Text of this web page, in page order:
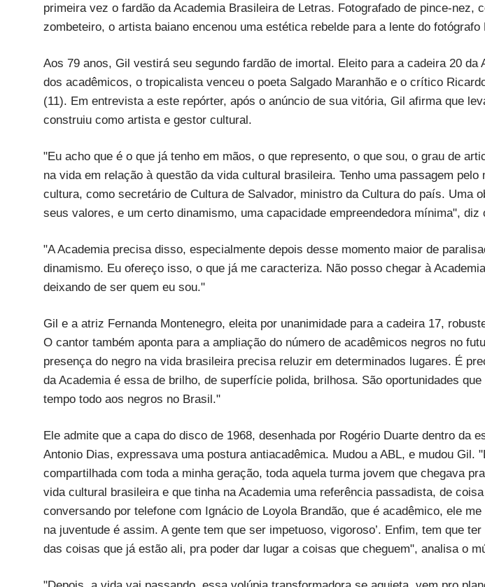
primeira vez o fardão da Academia Brasileira de Letras. Fotografado de pince-nez,
zombeteiro, o artista baiano encenou uma estética rebelde para a lente do fotógrafo
Aos 79 anos, Gil vestirá seu segundo fardão de imortal. Eleito para a cadeira 20 da
dos acadêmicos, o tropicalista venceu o poeta Salgado Maranhão e o crítico
(11). Em entrevista a este repórter, após o anúncio de sua vitória, Gil afirma que
construiu como artista e gestor cultural.
"Eu acho que é o que já tenho em mãos, o que represento, o que sou, o grau de
na vida em relação à questão da vida cultural brasileira. Tenho uma passagem pelo
cultura, como secretário de Cultura de Salvador, ministro da Cultura do país. Uma
seus valores, e um certo dinamismo, uma capacidade empreendedora mínima", diz
"A Academia precisa disso, especialmente depois desse momento maior de
dinamismo. Eu ofereço isso, o que já me caracteriza. Não posso chegar à
deixando de ser quem eu sou."
Gil e a atriz Fernanda Montenegro, eleita por unanimidade para a cadeira 17,
O cantor também aponta para a ampliação do número de acadêmicos negros no
presença do negro na vida brasileira precisa reluzir em determinados lugares. É
da Academia é essa de brilho, de superfície polida, brilhosa. São oportunidades
tempo todo aos negros no Brasil."
Ele admite que a capa do disco de 1968, desenhada por Rogério Duarte dentro da
Antonio Dias, expressava uma postura antiacadêmica. Mudou a ABL, e mudou Gil.
compartilhada com toda a minha geração, toda aquela turma jovem que chegava
vida cultural brasileira e que tinha na Academia uma referência passadista, de
conversando por telefone com Ignácio de Loyola Brandão, que é acadêmico, ele
na juventude é assim. A gente tem que ser impetuoso, vigoroso’. Enfim, tem que
das coisas que já estão ali, pra poder dar lugar a coisas que cheguem", analisa o